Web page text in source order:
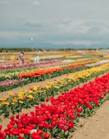
UNIVERS